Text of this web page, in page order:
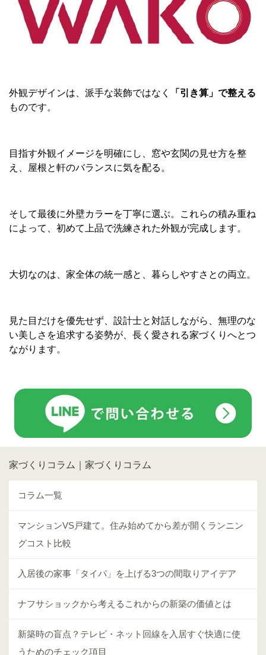
外観デザインは、派手な装飾ではなく
「引き算」で整える
ものです。
目指す外観イメージを明確にし、窓や玄関の見せ方を整
え、屋根と軒のバランスに気を配る。
そして最後に外壁カラーを丁寧に選ぶ。これらの積み重ね
によって、初めて上品で洗練された外観が完成します。
大切なのは、家全体の統一感と、暮らしやすさとの両立。
見た目だけを優先せず、設計士と対話しながら、無理のな
い美しさを追求する姿勢が、長く愛される家づくりへとつ
ながります。
家づくりコラム｜家づくりコラム
コラム一覧
マンションVS戸建て。住み始めてから差が開くランニン
グコスト比較
入居後の家事「タイパ」を上げる3つの間取りアイデア
ナフサショックから考えるこれからの新築の価値とは
新築時の盲点？テレビ・ネット回線を入居すぐ快適に使
うためのチェック項目